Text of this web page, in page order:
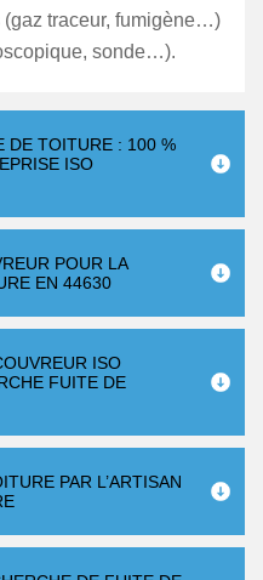
(gaz traceur, fumigène…)
sonde…).
DE TOITURE : 100 %
ISO
POUR LA
EN 44630
ISO
FUITE DE
PAR L’ARTISAN